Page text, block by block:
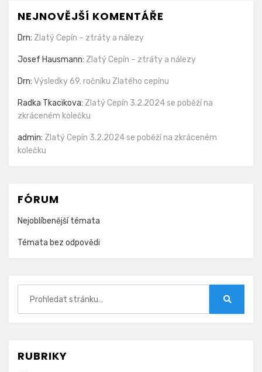
NEJNOVĚJŠÍ KOMENTÁŘE
Drn: Zlatý Cepín – ztráty a nálezy
Josef Hausmann: Zlatý Cepín – ztráty a nálezy
Drn: Výsledky 69. ročníku Zlatého cepínu
Radka Tkacikova: Zlatý Cepín 3.2.2024 se poběží na
zkráceném kolečku
admin: Zlatý Cepín 3.2.2024 se poběží na zkráceném
kolečku
FÓRUM
Nejoblíbenější témata
Témata bez odpovědi
RUBRIKY